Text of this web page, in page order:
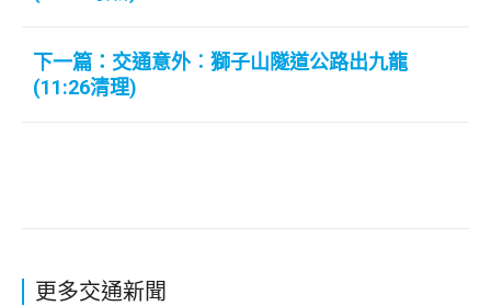
下一篇：交通意外︰獅子山隧道公路出九龍
(11:26清理)
更多交通新聞